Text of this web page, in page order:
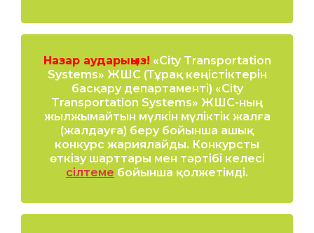
Назар аударыңыз! «City Transportation
Systems» ЖШС (Тұрақ кеңістіктерін
басқару департаменті) «City
Transportation Systems» ЖШС-ның
жылжымайтын мүлкін мүліктік жалға
(жалдауға) беру бойынша ашық
конкурс жариялайды. Конкурсты
өткізу шарттары мен тәртібі келесі
сілтеме бойынша қолжетімді.